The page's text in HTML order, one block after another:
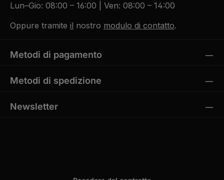
Lun–Gio: 08:00 – 16:00 | Ven: 08:00 – 14:00
Oppure tramite il nostro modulo di contatto.
Metodi di pagamento
Metodi di spedizione
Newsletter